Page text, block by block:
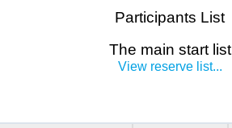
Participants List
The main start list
View reserve list...